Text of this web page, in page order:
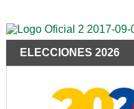
ELECCIONES 2026